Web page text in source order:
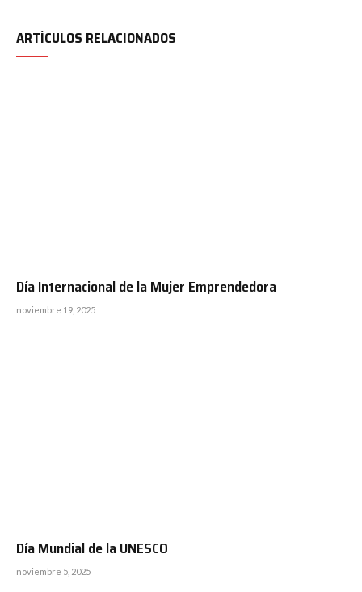
ARTÍCULOS RELACIONADOS
Día Internacional de la Mujer Emprendedora
noviembre 19, 2025
Día Mundial de la UNESCO
noviembre 5, 2025